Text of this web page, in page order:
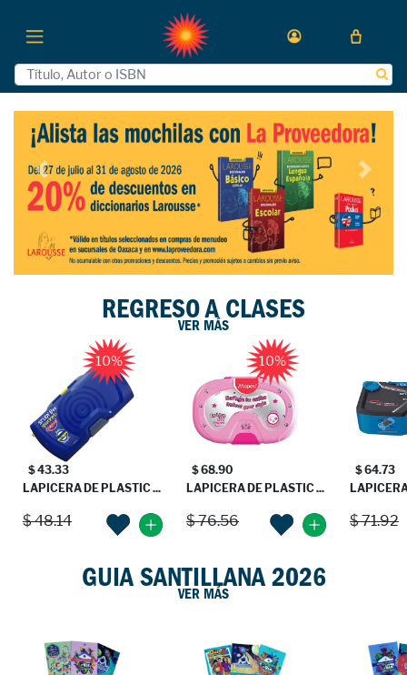
Previous Next
REGRESO A CLASES
VER MÁS
10%
LAPICERA DE PLASTIC ...
$ 48.14
$ 43.33
10%
LAPICERA DE PLASTIC ...
$ 76.56
$ 68.90
$ 71.92
$ 64.73
GUIA SANTILLANA 2026
VER MÁS